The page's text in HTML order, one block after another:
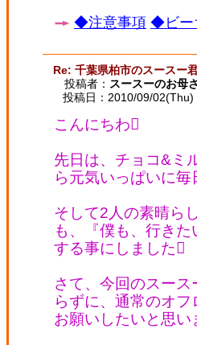
◆注意事項 ◆ビー
Re: 千葉県柏市のスースー
投稿者： スースーのお母
投稿日：2010/09/
こんにちわ
先日は、チョコ&ミ
ら元気いっぱいに
そして2人の素晴ら
も、『僕も、行き
する事にしました
さて、今回のスー
らずに、通常のオ
お願いしたいと思い